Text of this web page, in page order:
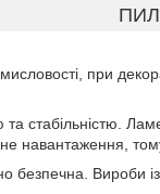
при
стабільністю.
навантаження,
безпечна. Вироби